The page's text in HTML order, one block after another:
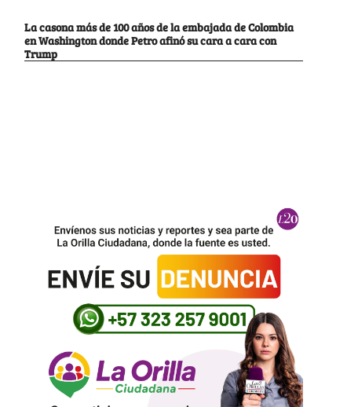
La casona más de 100 años de la embajada de Colombia
en Washington donde Petro afinó su cara a cara con
Trump